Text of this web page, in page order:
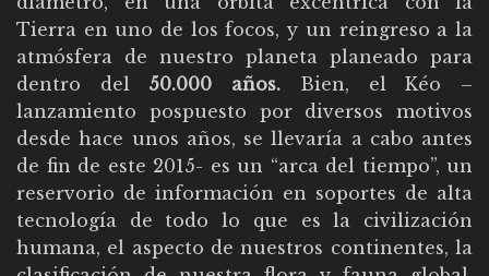
Tierra en uno de los focos, y un reingreso a la
atmósfera de nuestro planeta planeado para
dentro del 50.000 años. Bien, el Kéo –
lanzamiento pospuesto por diversos motivos
desde hace unos años, se llevaría a cabo antes
de fin de este 2015- es un “arca del tiempo”, un
reservorio de información en soportes de alta
tecnología de todo lo que es la civilización
humana, el aspecto de nuestros continentes, la